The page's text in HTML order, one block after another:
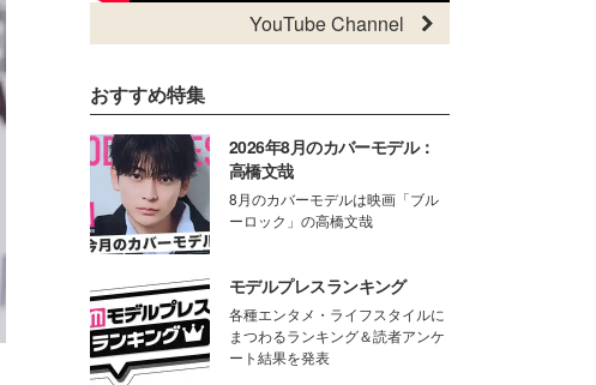
YouTube Channel
おすすめ特集
2026年8月のカバーモデル：
高橋文哉
8月のカバーモデルは映画「ブル
ーロック」の高橋文哉
モデルプレスランキング
各種エンタメ・ライフスタイルに
まつわるランキング＆読者アンケ
ート結果を発表